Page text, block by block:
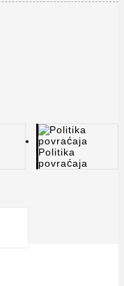
Politika
povraćaja